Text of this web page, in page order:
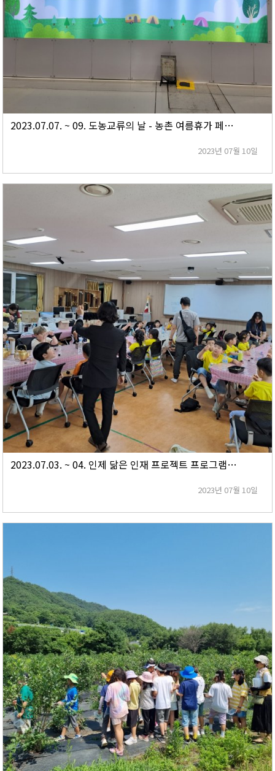
2023.07.07. ~ 09. 도농교류의 날 - 농촌 여름휴가 페스티벌 - (村스러운 여름휴가)
2023년 07월 10일
2023.07.03. ~ 04. 인제 닮은 인재 프로젝트 프로그램(남전1리 햇살마을)
2023년 07월 10일